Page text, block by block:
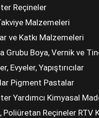
Reçineler
Malzemeleri
ve Katkı Malzemeleri
Grubu Boya, Vernik ve
Evyeler, Yapıştırıcılar
Pigment Pastalar
Yardımcı Kimyasal
Poliüretan Reçineler RTV